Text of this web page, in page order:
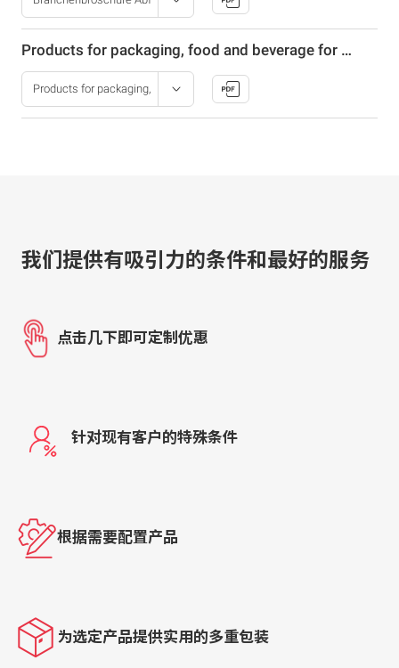
Products for packaging, food and beverage for food safety
我们提供有吸引力的条件和最好的服务
点击几下即可定制优惠
针对现有客户的特殊条件
根据需要配置产品
为选定产品提供实用的多重包装